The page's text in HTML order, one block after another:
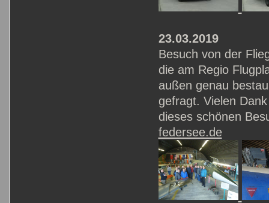
23.03.2019
Besuch von der
die am Regio
außen genau
gefragt. Vielen
dieses schönen
federsee.de